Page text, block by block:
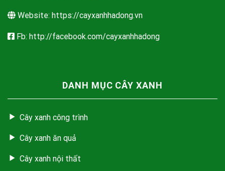
Website: https://cayxanhhadong.vn
Fb: http://facebook.com/cayxanhhadong
DANH MỤC CÂY XANH
Cây xanh công trình
Cây xanh ăn quả
Cây xanh nội thất